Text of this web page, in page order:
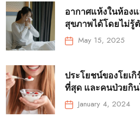
อากาศแห้งในห้อง
สุขภาพได้โดยไม่รู้
May 15, 2025
ประโยชน์ของโยเ
ที่สุด และคนป่วยกิน
January 4, 2024